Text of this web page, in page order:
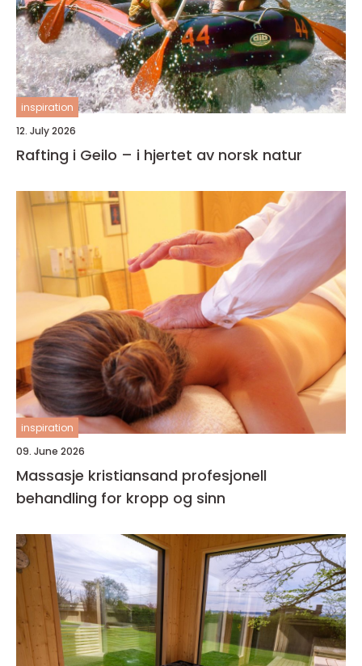
inspiration
12. July 2026
Rafting i Geilo – i hjertet av norsk natur
inspiration
09. June 2026
Massasje kristiansand profesjonell
behandling for kropp og sinn